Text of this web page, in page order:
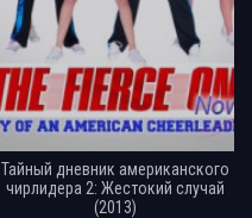
Тайный дневник американского
чирлидера 2: Жестокий случай
(2013)